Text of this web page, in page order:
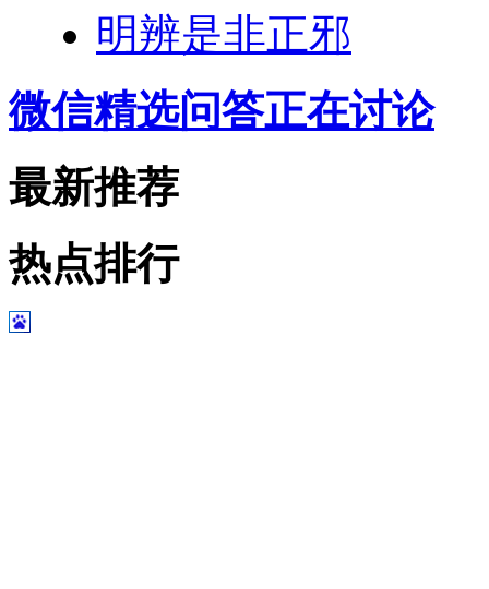
明辨是非正邪
微信精选问答正在讨论
最新推荐
热点排行